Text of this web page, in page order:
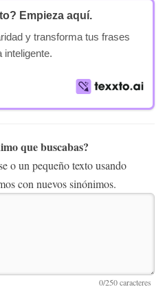
Empieza aquí.
y transforma tus frases
inteligente.
que buscabas?
o un pequeño texto usando
con nuevos sinónimos.